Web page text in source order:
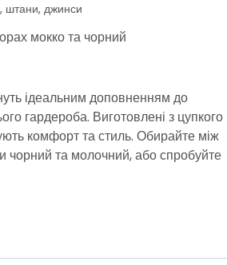
штани, джинси
мокко та чорний
ідеальним доповненням до
гардероба. Виготовлені з цупкого
комфорт та стиль. Обирайте між
чорний та молочний, або спробуйте
більш м'якого образу. Вони
нагоди, від повсякденного до